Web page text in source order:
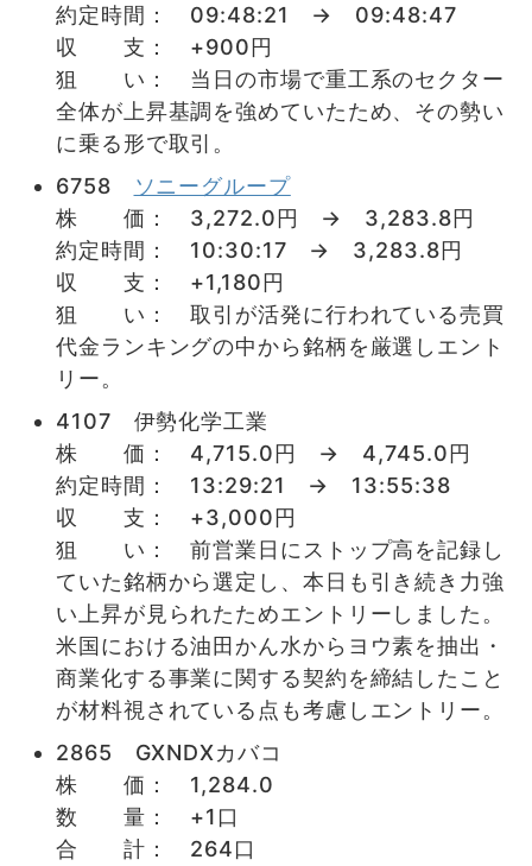
約定時間： 09:48:21 → 09:48:47
収 支： +900円
狙 い： 当日の市場で重工系のセクター
全体が上昇基調を強めていたため、その勢い
に乗る形で取引。
6758
ソニーグループ
株 価： 3,272.0円 → 3,283.8円
約定時間： 10:30:17 → 3,283.8円
収 支： +1,180円
狙 い： 取引が活発に行われている売買
代金ランキングの中から銘柄を厳選しエント
リー。
4107 伊勢化学工業
株 価： 4,715.0円 → 4,745.0円
約定時間： 13:29:21 → 13:55:38
収 支： +3,000円
狙 い： 前営業日にストップ高を記録し
ていた銘柄から選定し、本日も引き続き力強
い上昇が見られたためエントリーしました。
米国における油田かん水からヨウ素を抽出・
商業化する事業に関する契約を締結したこと
が材料視されている点も考慮しエントリー。
2865 GXNDXカバコ
株 価： 1,284.0
数 量： +1口
合 計： 264口